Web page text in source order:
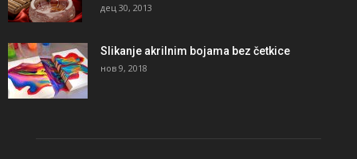
дец 30, 2013
Slikanje akrilnim bojama bez četkice
нов 9, 2018